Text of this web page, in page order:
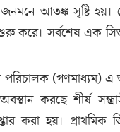
জনমনে আতঙ্ক সৃষ্টি
করে। সর্বশেষ এক
পরিচালক (গণমাধ্যম)
করছে শীর্ষ
করা হয়। প্রাথমিক